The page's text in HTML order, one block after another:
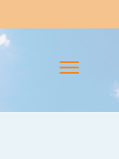
Flip-